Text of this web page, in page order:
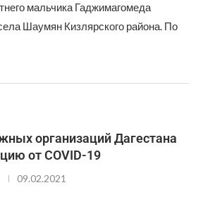
мальчика Гаджимагомеда
Шаумян Кизлярского района. По
организаций Дагестана
от COVID-19
09.02.2021